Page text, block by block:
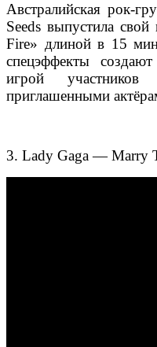
Австралийская рок-
Seeds выпустила
Fire» длиной в 15
спецэффекты
игрой
приглашенными
3. Lady Gaga — Marry